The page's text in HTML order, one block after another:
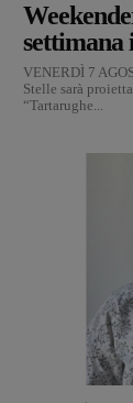
settimana
VENERDÌ 7
Stelle sarà
“Tartarughe...